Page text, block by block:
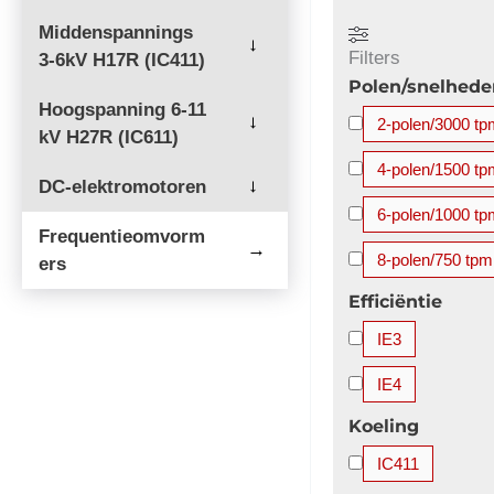
Middenspannings
3-6kV H17R (IC411)
→
Hoogspanning 6-11
kV H27R (IC611)
→
DC-elektromotoren →
Frequentieomvorm
ers
→
2250 kW
3700 kW
Filters
Polen/
2-polen/3000
4-polen/1500
6-polen/1000
8-polen/750 tpm
Efficiëntie
IE3
IE4
Koeling
IC411